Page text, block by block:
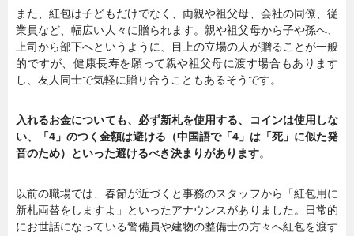
また、紅包は子どもだけでなく、両親や祖父母、会社の同僚、従
業員など、幅広い人々に贈られます。親や祖父母から子や孫へ、
上司から部下へというように、目上の立場の人が贈ることが一般
的ですが、健康長寿を願って親や祖父母に渡す場合もあります
し、友人同士で気軽に贈り合うこともあるそうです。
入れるお金についても、必ず新札を使用する、コインは使用しな
い、「4」のつく金額は避ける（中国語で「4」は「死」に似た発
音のため）といった避けるべき決まりがあります。
以前の職場では、春節が近づくと事務のスタッフから「紅包用に
新札両替をしますよ」といったアナウンスがありました。日常的
にお世話になっている警備員や建物の整備士の方々へ紅包を渡す